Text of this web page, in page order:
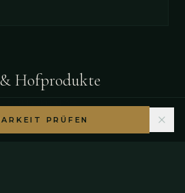
& Hofprodukte
PRÜFEN